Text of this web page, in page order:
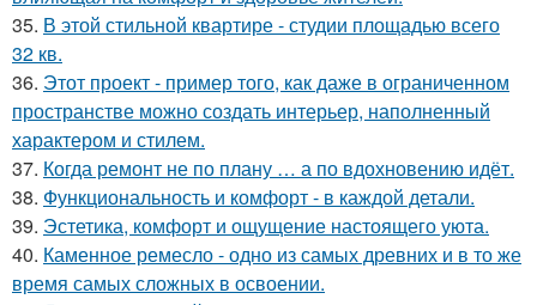
35. В этой стильной квартире - студии площадью всего
32 кв.
36. Этот проект - пример того, как даже в ограниченном
пространстве можно создать интерьер, наполненный
характером и стилем.
37. Когда ремонт не по плану … а по вдохновению идёт.
38. Функциональность и комфорт - в каждой детали.
39. Эстетика, комфорт и ощущение настоящего уюта.
40. Каменное ремесло - одно из самых древних и в то же
время самых сложных в освоении.